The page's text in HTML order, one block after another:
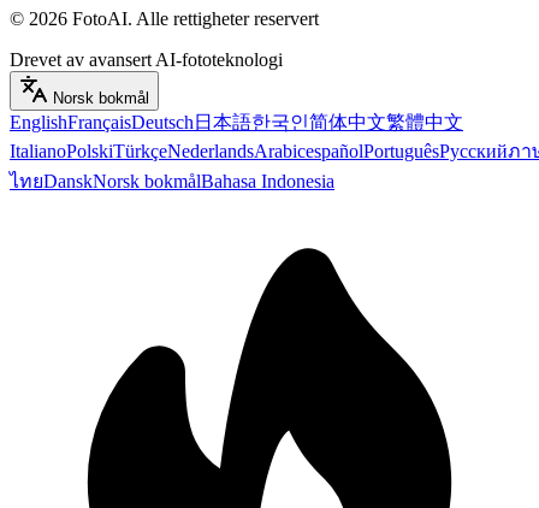
© 2026 FotoAI. Alle rettigheter reservert
Drevet av avansert AI-fototeknologi
Norsk bokmål
EnglishFrançaisDeutsch 日本語한국인简体中文繁體中文
ItalianoPolskiTürkçeNederlandsArabicespañolPortuguêsРусскийภา
ไทยDanskNorsk bokmålBahasa Indonesia